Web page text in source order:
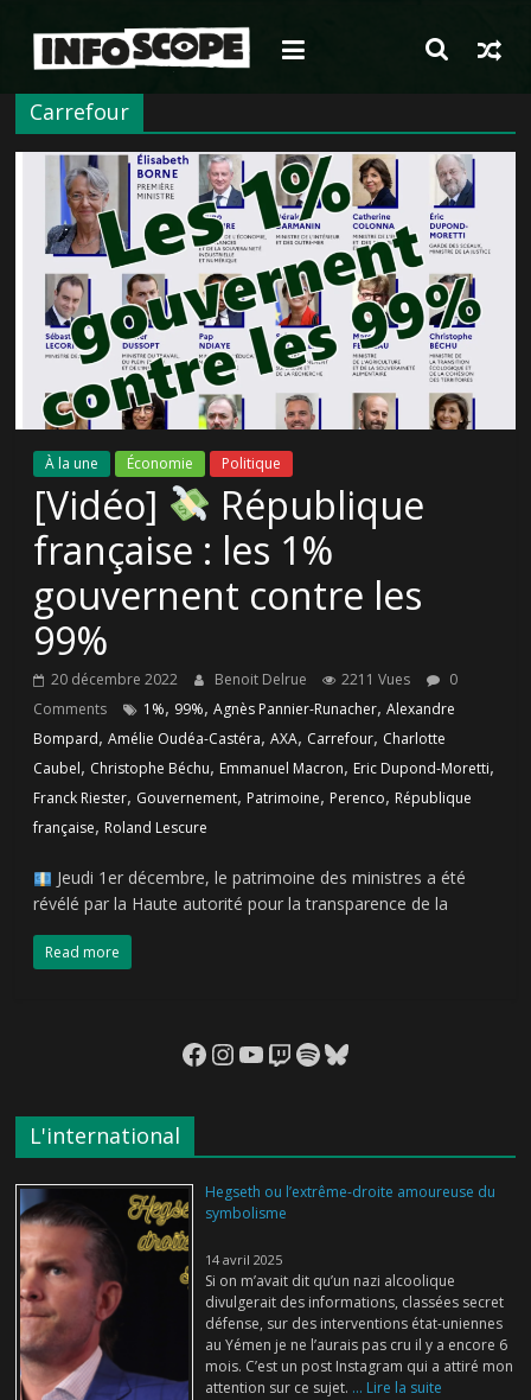
contenu
Carrefour
À la une Économie Politique
[Vidéo]
République
française : les 1%
gouvernent contre les
99%
20 décembre 2022 Benoit Delrue 2211 Vues
0
Comments
1%, 99%,Agnès Pannier-Runacher,Alexandre
Bompard,Amélie Oudéa-Castéra,AXA, Carrefour, Charlotte
Caubel, Christophe Béchu, Emmanuel Macron, Eric Dupond-Moretti,
Franck Riester, Gouvernement, Patrimoine, Perenco, République
française, Roland Lescure
Jeudi 1er décembre, le patrimoine des ministres a été
révélé par la Haute autorité pour la transparence de la
Read more
Facebook
Instagram
YouTube
Twitch
Spotify
Bluesky
L'international
Hegseth ou l’extrême-droite amoureuse du
symbolisme
14 avril 2025
Si on m’avait dit qu’un nazi alcoolique
divulgerait des informations, classées secret
défense, sur des interventions état-uniennes
au Yémen je ne l’aurais pas cru il y a encore 6
mois. C’est un post Instagram qui a attiré mon
attention sur ce sujet. ... Lire la suite